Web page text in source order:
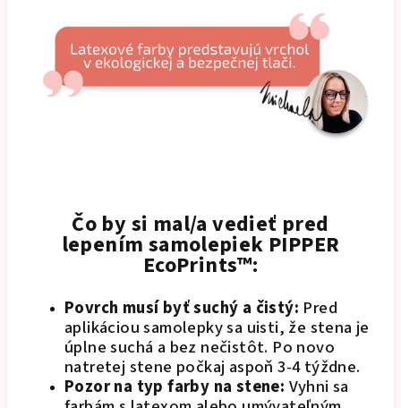
Čo by si mal/a vedieť pred
lepením samolepiek PIPPER
EcoPrints™:
Povrch musí byť suchý a čistý: Pred
aplikáciou samolepky sa uisti, že stena je
úplne suchá a bez nečistôt. Po novo
natretej stene počkaj aspoň 3-4 týždne.
Pozor na typ farby na stene: Vyhni sa